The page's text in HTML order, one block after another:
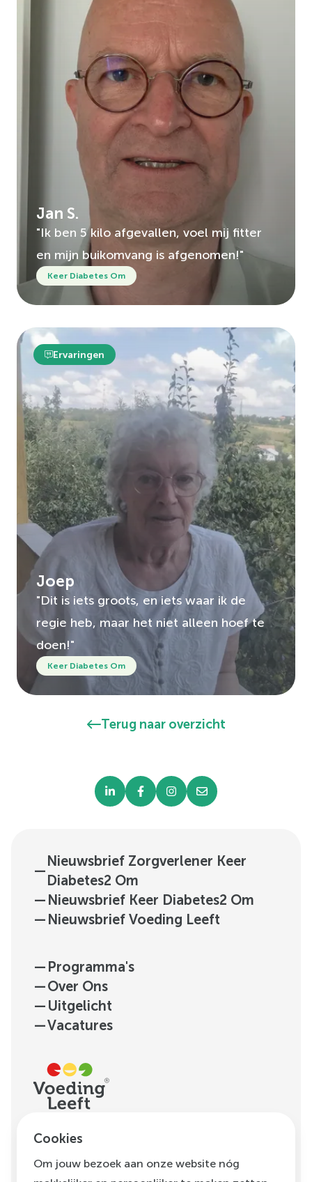
Jan S.
"Ik ben 5 kilo afgevallen, voel mij fitter
en mijn buikomvang is afgenomen!"
Keer Diabetes Om
Ervaringen
Joep
"Dit is iets groots, en iets waar ik de
regie heb, maar het niet alleen hoef te
doen!"
Keer Diabetes Om
Terug naar overzicht
—
Nieuwsbrief Zorgverlener Keer
Diabetes2 Om
— Nieuwsbrief Keer Diabetes2 Om
— Nieuwsbrief Voeding Leeft
— Programma's
—Over Ons
— Uitgelicht
—Vacatures
H.J.E. Wenckebachweg
1096 AM Amsterdam
Cookies
Om jouw bezoek aan onze website nóg